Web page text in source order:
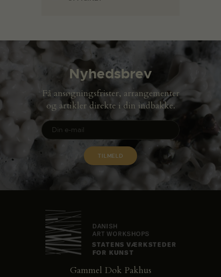
Nyhedsbrev
Få ansøgningsfrister, arrangementer
og artikler direkte i din indbakke.
Gammel Dok Pakhus